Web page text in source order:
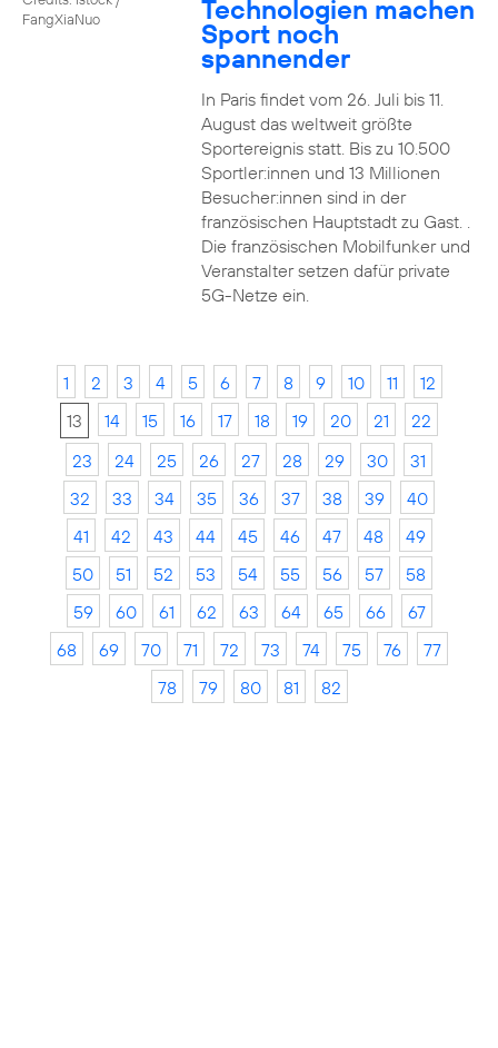
FangXiaNuo
Technologien machen
Sport noch
spannender
In Paris findet vom 26. Juli bis 11.
August das weltweit größte
Sportereignis statt. Bis zu 10.500
Sportler:innen und 13 Millionen
Besucher:innen sind in der
französischen Hauptstadt zu Gast. .
Die französischen Mobilfunker und
Veranstalter setzen dafür private
5G-Netze ein.
1 2 3 4 5 6 7 8 9 10 11
12
13
14 15 16 17 18 19 20 21
22
23
24 25 26 27 28 29 30
31
32
33 34 35 36 37 38 39
40
41
42 43 44 45 46 47 48
49
50
51 52 53 54 55 56 57
58
59
60 61 62 63 64 65 66
67
68
69 70 71 72 73 74 75 76
77
78
79 80 81 82